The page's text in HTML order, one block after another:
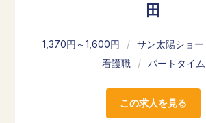
田
1,370円～1,600円 / サン太陽ショ
看護職
/ パートタイム
この求人を見る